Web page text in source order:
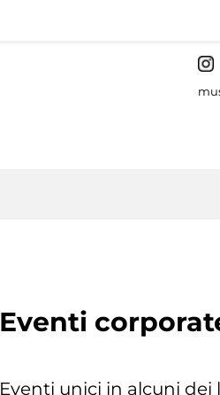
Eventi
Eventi unici in alcuni dei